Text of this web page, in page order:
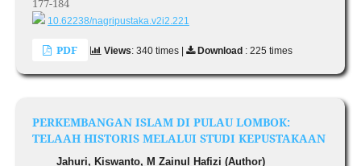
177-184
10.62238/nagripustaka.v2i2.221
PDF Views: 340 times | Download : 225 times
PERKEMBANGAN ISLAM DI PULAU LOMBOK:
TELAAH HISTORIS MELALUI STUDI KEPUSTAKAAN
Jahuri, Kiswanto, M Zainul Hafizi (Author)